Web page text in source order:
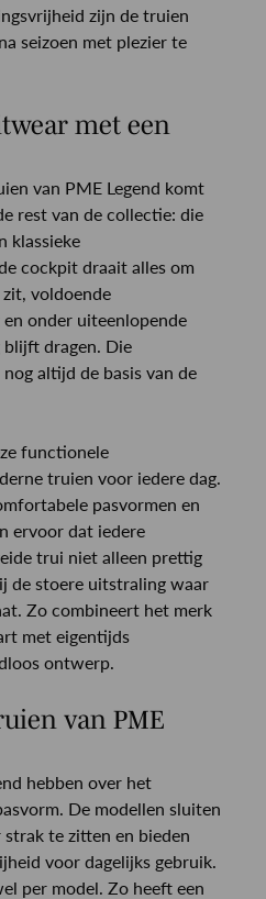
zijn de truien
seizoen met plezier te
met een
van PME Legend komt
rest van de collectie: die
klassieke
cockpit draait alles om
voldoende
onder uiteenlopende
dragen. Die
altijd de basis van de
functionele
truien voor iedere dag.
pasvormen en
ervoor dat iedere
trui niet alleen prettig
de stoere uitstraling waar
Zo combineert het merk
met eigentijds
ontwerp.
van PME
hebben over het
De modellen sluiten
te zitten en bieden
voor dagelijks gebruik.
per model. Zo heeft een